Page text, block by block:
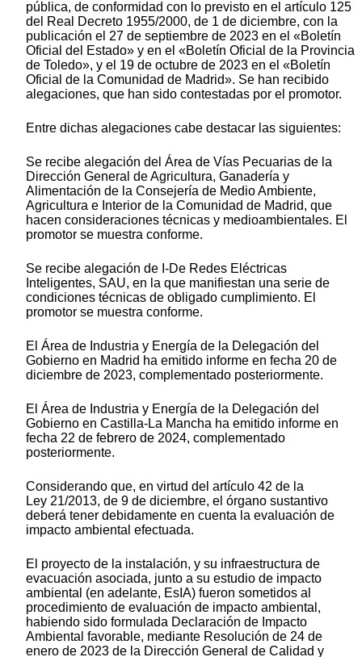
pública, de conformidad con lo previsto en el artículo 125
del Real Decreto 1955/2000, de 1 de diciembre, con la
publicación el 27 de septiembre de 2023 en el «Boletín
Oficial del Estado» y en el «Boletín Oficial de la Provincia
de Toledo», y el 19 de octubre de 2023 en el «Boletín
Oficial de la Comunidad de Madrid». Se han recibido
alegaciones, que han sido contestadas por el promotor.
Entre dichas alegaciones cabe destacar las siguientes:
Se recibe alegación del Área de Vías Pecuarias de la
Dirección General de Agricultura, Ganadería y
Alimentación de la Consejería de Medio Ambiente,
Agricultura e Interior de la Comunidad de Madrid, que
hacen consideraciones técnicas y medioambientales. El
promotor se muestra conforme.
Se recibe alegación de I-De Redes Eléctricas
Inteligentes, SAU, en la que manifiestan una serie de
condiciones técnicas de obligado cumplimiento. El
promotor se muestra conforme.
El Área de Industria y Energía de la Delegación del
Gobierno en Madrid ha emitido informe en fecha 20 de
diciembre de 2023, complementado posteriormente.
El Área de Industria y Energía de la Delegación del
Gobierno en Castilla-La Mancha ha emitido informe en
fecha 22 de febrero de 2024, complementado
posteriormente.
Considerando que, en virtud del artículo 42 de la
Ley 21/2013, de 9 de diciembre, el órgano sustantivo
deberá tener debidamente en cuenta la evaluación de
impacto ambiental efectuada.
El proyecto de la instalación, y su infraestructura de
evacuación asociada, junto a su estudio de impacto
ambiental (en adelante, EsIA) fueron sometidos al
procedimiento de evaluación de impacto ambiental,
habiendo sido formulada Declaración de Impacto
Ambiental favorable, mediante Resolución de 24 de
enero de 2023 de la Dirección General de Calidad y